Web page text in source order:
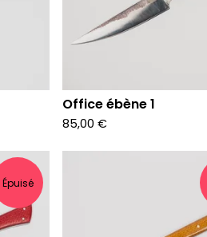
Office ébène 1
85,00 €
Épuisé